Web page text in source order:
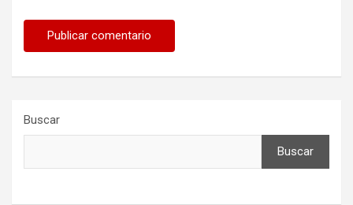
Buscar
Buscar